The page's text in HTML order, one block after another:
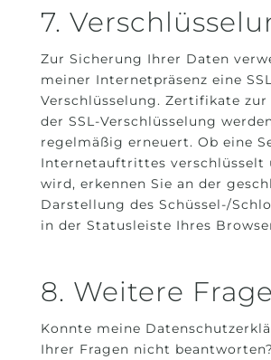
7.
Zur Sicherung Ihrer Daten
meiner Internetpräsenz eine
Verschlüsselung. Zertifikate zur
der SSL-Verschlüsselung
regelmäßig erneuert. Ob eine
Internetauftrittes verschlüsselt
wird, erkennen Sie an der
Darstellung des Schüssel-/
in der Statusleiste Ihres
8. Weitere
Konnte meine
Ihrer Fragen nicht